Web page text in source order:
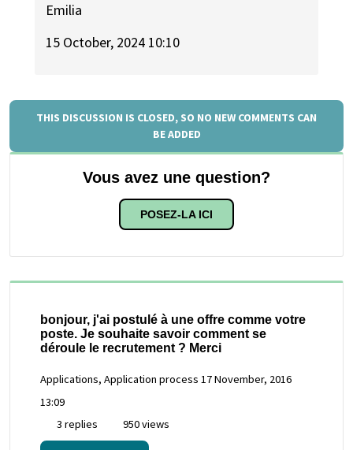
Emilia
15 October, 2024 10:10
THIS DISCUSSION IS CLOSED, SO NO NEW COMMENTS CAN
BE ADDED
Vous avez une question?
POSEZ-LA ICI
bonjour, j'ai postulé à une offre comme votre
poste. Je souhaite savoir comment se
déroule le recrutement ? Merci
Applications, Application process 17 November, 2016
13:09
3 replies
950 views